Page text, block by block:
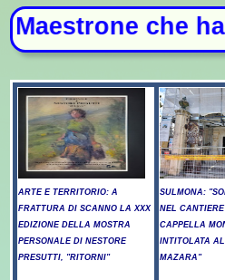
la
ARTE E TERRITORIO: A
FRATTURA DI SCANNO LA XXX
EDIZIONE DELLA MOSTRA
PERSONALE DI NESTORE
PRESUTTI, "RITORNI"
SULMONA:
NEL
CAPPELLA
INTITOLATA
MAZARA"